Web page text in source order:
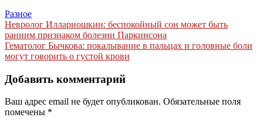
Разное
Навигация
по
записям
Невролог Иллариошкин: беспокойный сон может быть
ранним признаком болезни Паркинсона
Гематолог Бычкова: покалывание в пальцах и головные боли
могут говорить о густой крови
Добавить комментарий
Ваш адрес email не будет опубликован. Обязательные поля
помечены *